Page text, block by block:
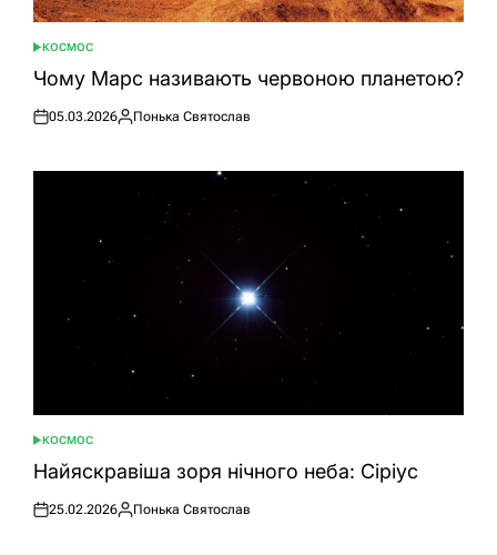
ОПУБЛІКУВАТИ
У
КОСМОС
Чому Марс називають червоною планетою?
Оприлюднено
05.03.2026
Опубліковано
Понька Святослав
ОПУБЛІКУВАТИ
У
КОСМОС
Найяскравіша зоря нічного неба: Сіріус
Оприлюднено
25.02.2026
Опубліковано
Понька Святослав